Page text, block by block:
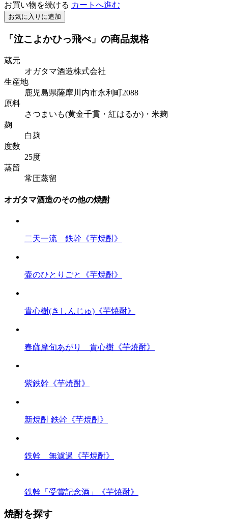
お買い物を続ける カートへ進む
お気に入りに追加
「泣こよかひっ飛べ」の商品規格
蔵元
オガタマ酒造株式会社
生産地
鹿児島県薩摩川内市永利町2088
原料
さつまいも(黄金千貫・紅はるか)・米麹
麹
白麹
度数
25度
蒸留
常圧蒸留
オガタマ酒造のその他の焼酎
二天一流 鉄幹《芋焼酎》
壷のひとりごと《芋焼酎》
貴心樹(きしんじゅ)《芋焼酎》
春薩摩旬あがり 貴心樹《芋焼酎》
紫鉄幹《芋焼酎》
新焼酎 鉄幹《芋焼酎》
鉄幹 無濾過《芋焼酎》
鉄幹「受賞記念酒」《芋焼酎》
焼酎を探す